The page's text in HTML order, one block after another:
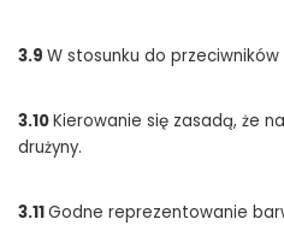
3.9 W stosunku do
3.10Kierowanie się zasadą, że
drużyny.
3.11Godne reprezentowanie